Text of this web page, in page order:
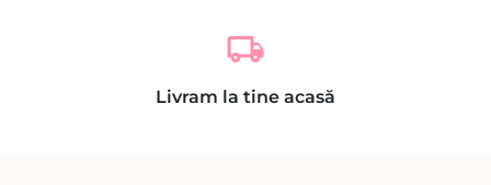
local_shipping
Livram la tine acasă